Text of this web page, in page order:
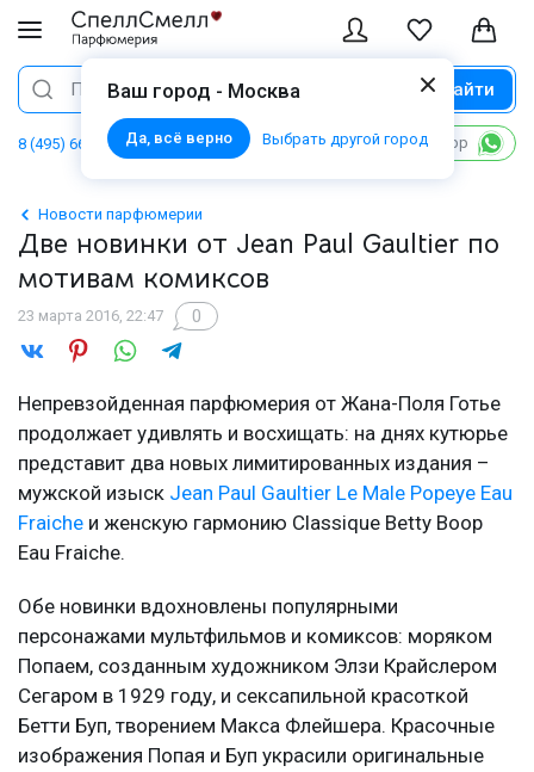
Ваш город - Москва
Да, всё верно Выбрать другой город
Поиск Найти
8 (495) 668 06 02 Написать в WhatsApp
Новости парфюмерии
Две новинки от Jean Paul Gaultier по
мотивам комиксов
23 марта 2016, 22:47 0
Непревзойденная парфюмерия от Жана-Поля Готье
продолжает удивлять и восхищать: на днях кутюрье
представит два новых лимитированных издания –
мужской изыск Jean Paul Gaultier Le Male Popeye Eau
Fraiche и женскую гармонию Classique Betty Boop
Eau Fraiche.
Обе новинки вдохновлены популярными
персонажами мультфильмов и комиксов: моряком
Попаем, созданным художником Элзи Крайслером
Сегаром в 1929 году, и сексапильной красоткой
Бетти Буп, творением Макса Флейшера. Красочные
изображения Попая и Буп украсили оригинальные